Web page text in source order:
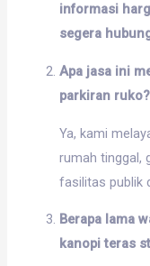
informasi
segera
Apa jasa ini
parkiran ruko?
Ya, kami
rumah tinggal,
fasilitas publik
Berapa lama
kanopi teras